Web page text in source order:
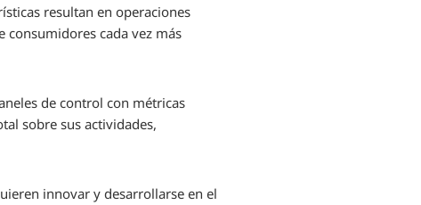
resultan en operaciones
consumidores cada vez más
de control con métricas
sobre sus actividades,
innovar y desarrollarse en el